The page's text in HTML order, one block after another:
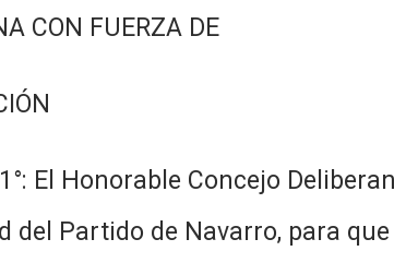
CON FUERZA DE
El Honorable Concejo
del Partido de Navarro, para